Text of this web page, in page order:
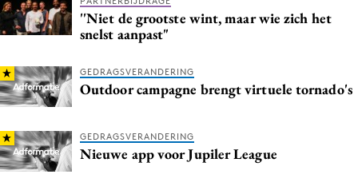
''Niet de grootste wint, maar wie zich het
snelst aanpast"
GEDRAGSVERANDERING
Outdoor campagne brengt virtuele tornado's
GEDRAGSVERANDERING
Nieuwe app voor Jupiler League